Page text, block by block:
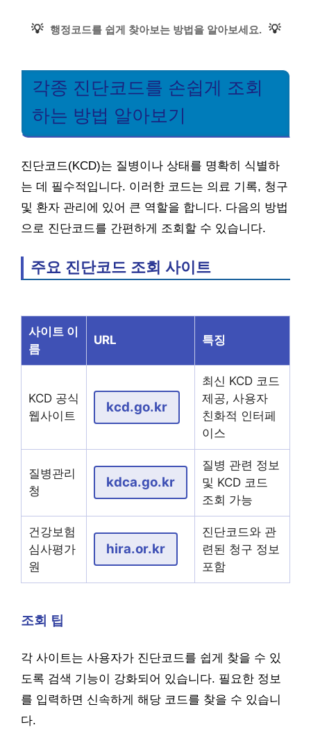
💡 행정코드를 쉽게 찾아보는 방법을 알아보세요. 💡
각종 진단코드를 손쉽게 조회
하는 방법 알아보기
진단코드(KCD)는 질병이나 상태를 명확히 식별하
는 데 필수적입니다. 이러한 코드는 의료 기록, 청구
및 환자 관리에 있어 큰 역할을 합니다. 다음의 방법
으로 진단코드를 간편하게 조회할 수 있습니다.
주요 진단코드 조회 사이트
사이트 이
름
URL 특징
KCD 공식
웹사이트
kcd.go.kr
최신 KCD 코드
제공, 사용자
친화적 인터페
이스
질병관리
청
kdca.go.kr
질병 관련 정보
및 KCD 코드
조회 가능
건강보험
심사평가
원
hira.or.kr
진단코드와 관
련된 청구 정보
포함
조회 팁
각 사이트는 사용자가 진단코드를 쉽게 찾을 수 있
도록 검색 기능이 강화되어 있습니다. 필요한 정보
를 입력하면 신속하게 해당 코드를 찾을 수 있습니
다.